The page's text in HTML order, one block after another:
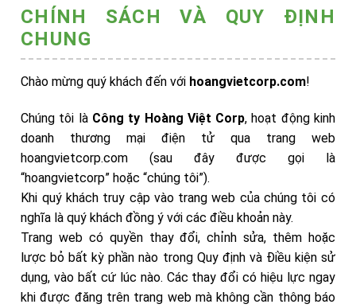
CHÍNH SÁCH VÀ QUY ĐỊNH
CHUNG
Chào mừng quý khách đến với hoangvietcorp.com!
Chúng tôi là Công ty Hoàng Việt Corp, hoạt động kinh
doanh thương mại điện tử qua trang web
hoangvietcorp.com (sau đây được gọi là
“hoangvietcorp” hoặc “chúng tôi”).
Khi quý khách truy cập vào trang web của chúng tôi có
nghĩa là quý khách đồng ý với các điều khoản này.
Trang web có quyền thay đổi, chỉnh sửa, thêm hoặc
lược bỏ bất kỳ phần nào trong Quy định và Điều kiện sử
dụng, vào bất cứ lúc nào. Các thay đổi có hiệu lực ngay
khi được đăng trên trang web mà không cần thông báo